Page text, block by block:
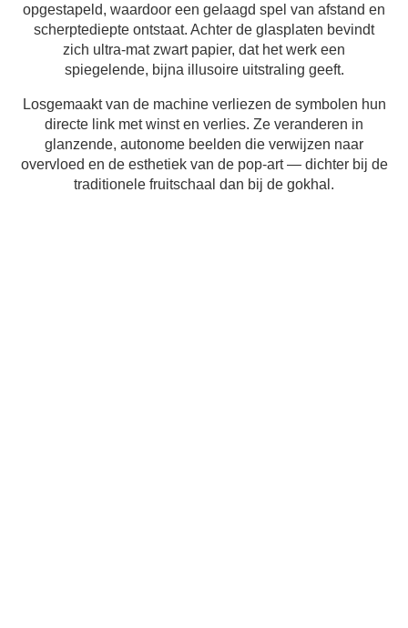
opgestapeld, waardoor een gelaagd spel van afstand en
scherptediepte ontstaat. Achter de glasplaten bevindt
zich ultra-mat zwart papier, dat het werk een
spiegelende, bijna illusoire uitstraling geeft.
Losgemaakt van de machine verliezen de symbolen hun
directe link met winst en verlies. Ze veranderen in
glanzende, autonome beelden die verwijzen naar
overvloed en de esthetiek van de pop-art — dichter bij de
traditionele fruitschaal dan bij de gokhal.